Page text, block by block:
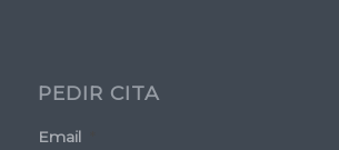
PEDIR CITA
Email